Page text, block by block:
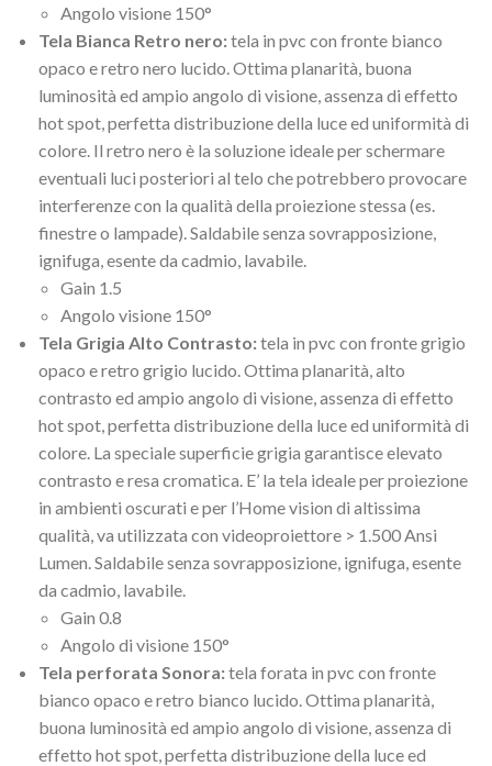
Angolo visione 150°
Tela Bianca Retro nero:tela in pvc con fronte bianco
opaco e retro nero lucido. Ottima planarità, buona
luminosità ed ampio angolo di visione, assenza di effetto
hot spot, perfetta distribuzione della luce ed uniformità di
colore. Il retro nero è la soluzione ideale per schermare
eventuali luci posteriori al telo che potrebbero provocare
interferenze con la qualità della proiezione stessa (es.
finestre o lampade). Saldabile senza sovrapposizione,
ignifuga, esente da cadmio, lavabile.
Gain 1.5
Angolo visione 150°
Tela Grigia Alto Contrasto:tela in pvc con fronte grigio
opaco e retro grigio lucido. Ottima planarità, alto
contrasto ed ampio angolo di visione, assenza di effetto
hot spot, perfetta distribuzione della luce ed uniformità di
colore. La speciale superficie grigia garantisce elevato
contrasto e resa cromatica. E’ la tela ideale per proiezione
in ambienti oscurati e per l’Home vision di altissima
qualità, va utilizzata con videoproiettore > 1.500 Ansi
Lumen. Saldabile senza sovrapposizione, ignifuga, esente
da cadmio, lavabile.
Gain 0.8
Angolo di visione 150°
Tela perforata Sonora:tela forata in pvc con fronte
bianco opaco e retro bianco lucido. Ottima planarità,
buona luminosità ed ampio angolo di visione, assenza di
effetto hot spot, perfetta distribuzione della luce ed